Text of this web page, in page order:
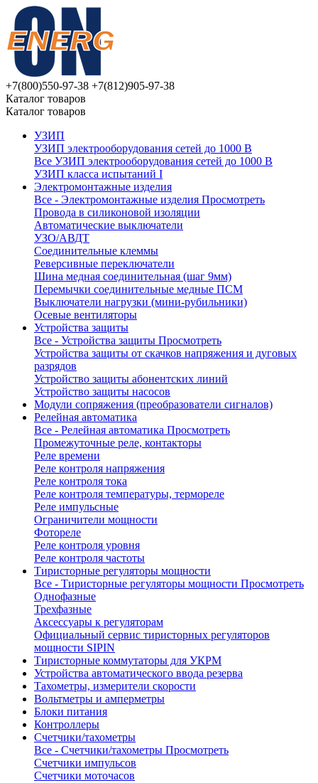
+7(800)550-97-38 +7(812)905-97-38
Каталог товаров
Каталог товаров
УЗИП
УЗИП электрооборудования сетей до 1000 В
Все УЗИП электрооборудования сетей до 1000 В
УЗИП клaссa испытаний I
Электромонтажные изделия
Все - Электромонтажные изделия Просмотреть
Провода в силиконовой изоляции
Автоматические выключатели
УЗО/АВДТ
Соединительные клеммы
Реверсивные переключатели
Шина медная соединительная (шаг 9мм)
Перемычки соединительные медные ПСМ
Выключатели нагрузки (мини-рубильники)
Осевые вентиляторы
Устройства защиты
Все - Устройства защиты Просмотреть
Устройства защиты от скачков напряжения и дуговых
разрядов
Устройство защиты абонентских линий
Устройство защиты насосов
Модули сопряжения (преобразователи сигналов)
Релейная автоматика
Все - Релейная автоматика Просмотреть
Промежуточные реле, контакторы
Реле времени
Реле контроля напряжения
Реле контроля тока
Реле контроля температуры, термореле
Реле импульсные
Ограничители мощности
Фотореле
Реле контроля уровня
Реле контроля частоты
Тиристорные регуляторы мощности
Все - Тиристорные регуляторы мощности Просмотреть
Однофазные
Трехфазные
Аксессуары к регуляторам
Официальный сервис тиристорных регуляторов
мощности SIPIN
Тиристорные коммутаторы для УКРМ
Устройства автоматического ввода резерва
Тахометры, измерители скорости
Вольтметры и амперметры
Блоки питания
Контроллеры
Счетчики/тахометры
Все - Счетчики/тахометры Просмотреть
Счетчики импульсов
Счетчики моточасов